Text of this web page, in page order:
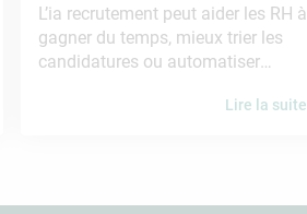
ignorer en 2026
L’ia recrutement peut aider les RH à
gagner du temps, mieux trier les
candidatures ou automatiser
Mais elle soulève aussi des risques
personnelles ou perte de contrôle
Lire la suite